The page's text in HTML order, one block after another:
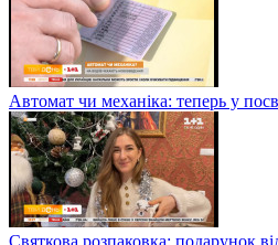
Автомат чи механіка: теперь у
Святкова розпаковка: подарунок